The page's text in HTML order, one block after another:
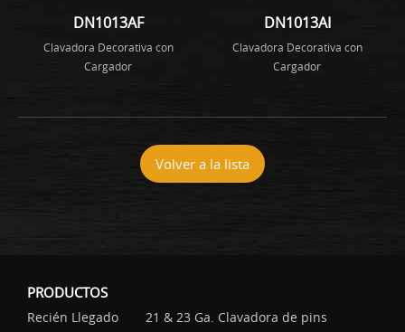
DN1013AF
Clavadora Decorativa con
Cargador
DN1013AI
Clavadora Decorativa con
Cargador
Volver a la lista
PRODUCTOS
Recién Llegado
21 & 23 Ga. Clavadora de pins